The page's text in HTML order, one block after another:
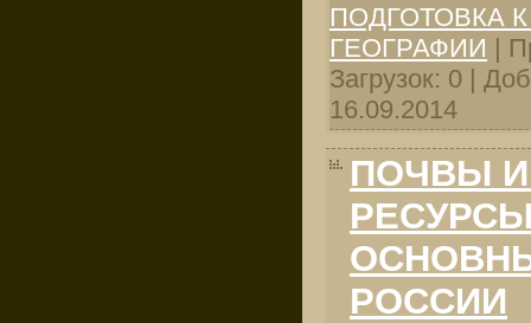
ПОДГОТОВКА
ГЕОГРАФИИ |
Загрузок: 0 |
16.09.2014
ПОЧВЫ
РОССИИ